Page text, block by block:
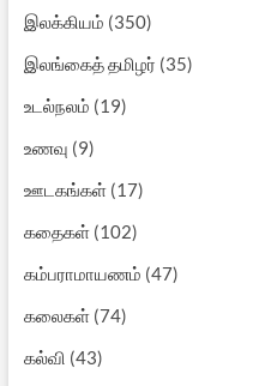
இலக்கியம் (350)
இலங்கைத் தமிழர் (35)
உடல்நலம் (19)
உணவு (9)
ஊடகங்கள்(17)
கதைகள்(102)
கம்பராமாயணம் (47)
கலைகள்(74)
கல்வி (43)